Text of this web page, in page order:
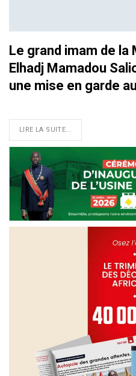
Le grand imam de la
Elhadj Mamadou
une mise en garde
LIRE LA SUITE...